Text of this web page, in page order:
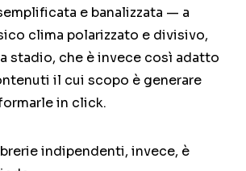
e banalizzata — a
clima polarizzato e divisivo,
stadio, che è invece così adatto
il cui scopo è generare
in click.
indipendenti, invece, è